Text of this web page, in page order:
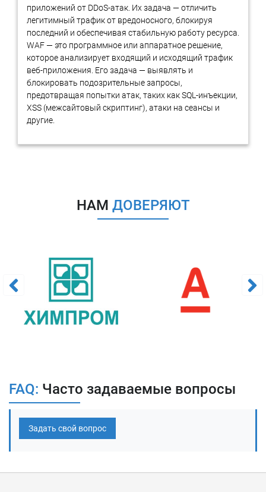
(дополнительное соглашение, приложения к договору,
спецификация) подразумевает двустороннее
согласование сторонами конкретных условий
(например, объем поставляемых товаров);
Оформление односторонних заявок:одна из сторон
получает право в одностороннем порядке определить
отсутствующее в договоре условие: к примеру,
ассортимент продукции;
Акцепт заявок:сторона обязуется акцептовать (принять)
заявки другой стороны, если зафиксированные в таких
очерченные в рамочном договоре пределы.
оформления заявок. Для других же необходимо тщательно
оценить сложившуюся ситуацию и провести переговоры
Заказать услуги по разработке
рамочных договоров
Для уточнения стоимости и сроков звоните или пишите
приложений от DDoS-атак. Их задача — отличить
легитимный трафик от вредоносного, блокируя
последний и обеспечивая стабильную работу ресурса.
WAF — это программное или аппаратное решение,
которое анализирует входящий и исходящий трафик
веб-приложения. Его задача — выявлять и
блокировать подозрительные запросы,
предотвращая попытки атак, таких как SQL-инъекции,
XSS (межсайтовый скриптинг), атаки на сеансы и
другие.
НАМ ДОВЕРЯЮТ
FAQ: Часто задаваемые вопросы
Задать свой вопрос